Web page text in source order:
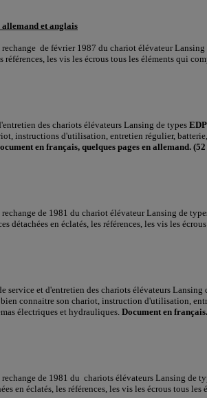
et anglais
rechange de février 1987 du chariot élévateur
références, lesvis les écrous tous les éléments qui
des chariots élévateurs Lansing de types
instructions d'utilisation, entretien régulier,
en français, quelques pages en allemand. (52
de 1981 du chariot élévateur Lansing de
détachéesen éclatés, les références, les vis les
service et d'entretien des chariots élévateurs Lansing
bien connaitre son chariot, instruction d'utilisation,
électriques et hydrauliques. Document en
rechange de 1981 du chariots élévateurs Lansing de
en éclatés, les références, les vis les écrous tous les